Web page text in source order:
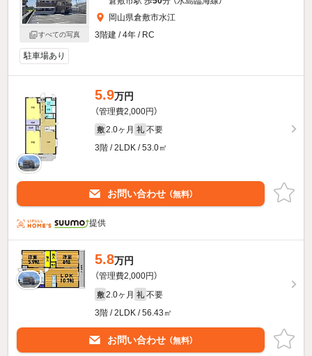
すべての写真
岡山県倉敷市水江
3階建 / 4年 / RC
駐車場あり
5.9万円
（管理費2,000円）
敷 2.0ヶ月 礼 不要
3階 / 2LDK / 53.0㎡
お問い合わせ （無料）
提供
5.8万円
（管理費2,000円）
敷 2.0ヶ月 礼 不要
3階 / 2LDK / 56.43㎡
お問い合わせ （無料）